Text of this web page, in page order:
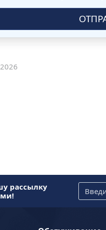
рассылку